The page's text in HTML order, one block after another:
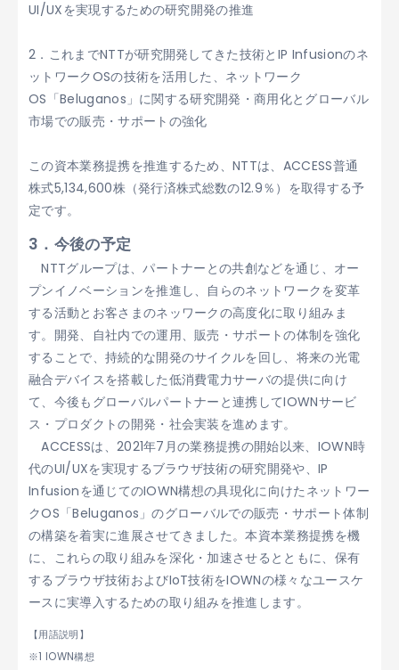
UI/UXを実現するための研究開発の推進
2．これまでNTTが研究開発してきた技術とIP Infusionのネ
ットワークOSの技術を活用した、ネットワーク
OS「Beluganos」に関する研究開発・商用化とグローバル
市場での販売・サポートの強化
この資本業務提携を推進するため、NTTは、ACCESS普通
株式5,134,600株（発行済株式総数の12.9％）を取得する予
定です。
3．今後の予定
NTTグループは、パートナーとの共創などを通じ、オー
プンイノベーションを推進し、自らのネットワークを変革
する活動とお客さまのネッワークの高度化に取り組みま
す。開発、自社内での運用、販売・サポートの体制を強化
することで、持続的な開発のサイクルを回し、将来の光電
融合デバイスを搭載した低消費電力サーバの提供に向け
て、今後もグローバルパートナーと連携してIOWNサービ
ス・プロダクトの開発・社会実装を進めます。
ACCESSは、2021年7月の業務提携の開始以来、IOWN時
代のUI/UXを実現するブラウザ技術の研究開発や、IP
Infusionを通じてのIOWN構想の具現化に向けたネットワー
クOS「Beluganos」のグローバルでの販売・サポート体制
の構築を着実に進展させてきました。本資本業務提携を機
に、これらの取り組みを深化・加速させるとともに、保有
するブラウザ技術およびIoT技術をIOWNの様々なユースケ
ースに実導入するための取り組みを推進します。
【用語説明】
※1 IOWN構想